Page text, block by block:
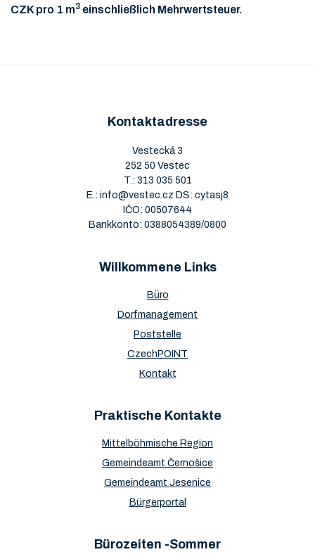
CZK pro 1 m3 einschließlich Mehrwertsteuer.
Kontaktadresse
Vestecká 3
252 50 Vestec
T.: 313 035 501
E.: info@vestec.cz DS: cytasj8
IČO: 00507644
Bankkonto: 0388054389/0800
Willkommene Links
Büro
Dorfmanagement
Poststelle
CzechPOINT
Kontakt
Praktische Kontakte
Mittelböhmische Region
Gemeindeamt Černošice
Gemeindeamt Jesenice
Bürgerportal
Bürozeiten -Sommer